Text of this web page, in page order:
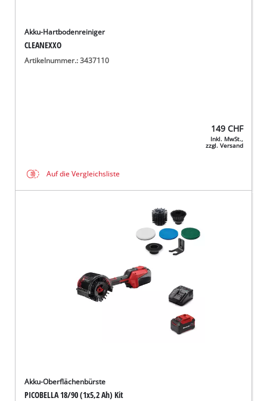
Akku-Hartbodenreiniger
CLEANEXXO
Artikelnummer.: 3437110
149 CHF
Inkl. MwSt.,
zzgl. Versand
Auf die Vergleichsliste
Akku-Oberflächenbürste
PICOBELLA 18/90 (1x5,2 Ah) Kit